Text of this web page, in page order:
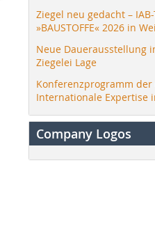
Ziegel neu gedacht – IAB-
»BAUSTOFFE« 2026 in
Neue Dauerausstellung
Ziegelei Lage
Konferenzprogramm der
Internationale Expertise
Company Logos